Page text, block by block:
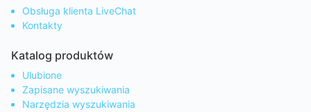
Obsługa klienta LiveChat
Kontakty
Katalog produktów
Ulubione
Zapisane wyszukiwania
Narzędzia wyszukiwania